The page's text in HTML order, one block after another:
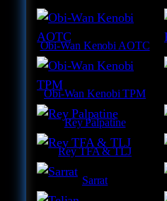
Obi-Wan Kenobi AOTC
Obi-Wan Kenobi TPM
Rey Palpatine
Rey TFA & TLJ
Sarrat